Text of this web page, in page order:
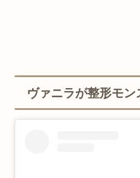
ヴァニラが整形モ